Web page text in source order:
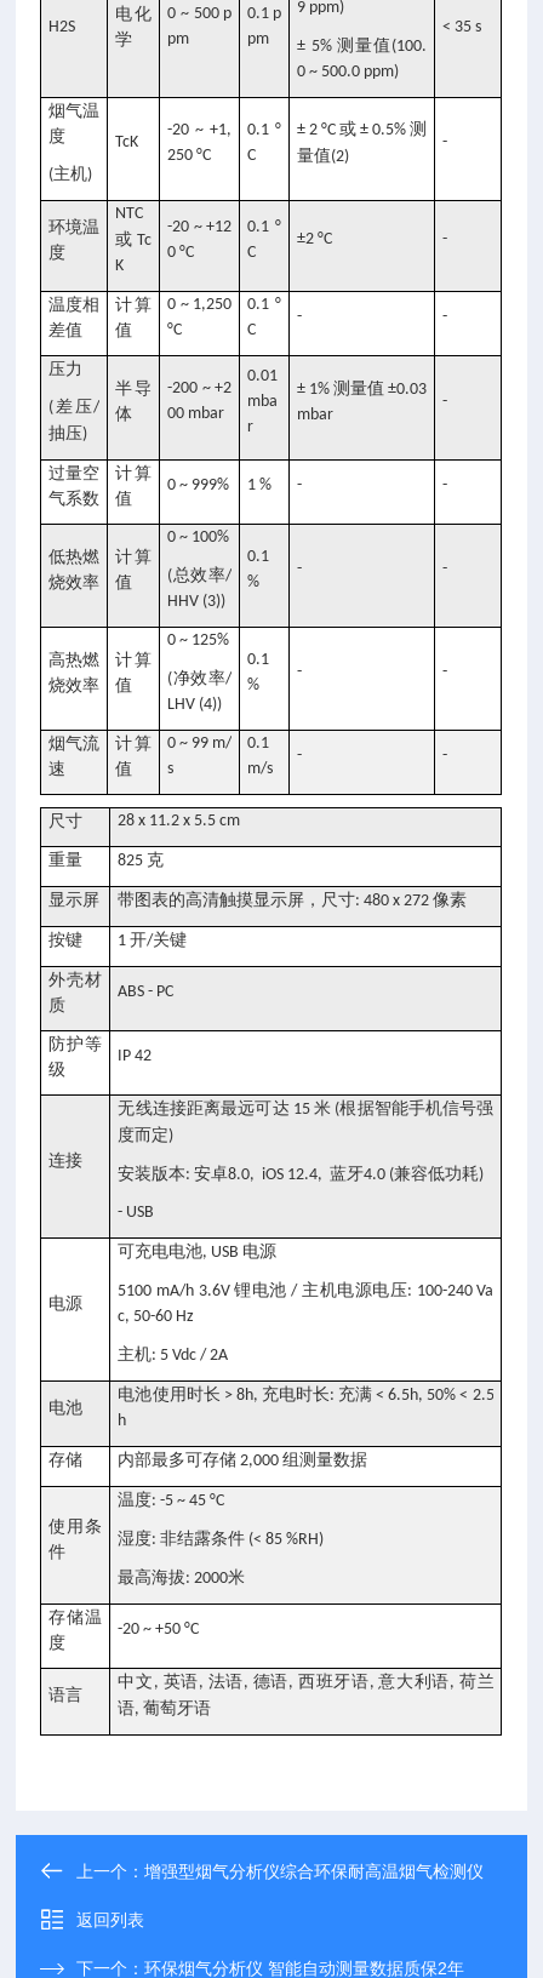
H2S
电化
学
0 ~ 500 p
pm
0.1 p
pm
9 ppm)
± 5% 测量值 (100.
0 ~ 500.0 ppm)
< 35 s
烟气温
度
(主机)
TcK
-20 ~ +1,
250 °C
0.1 °
C
± 2 °C或 ± 0.5%测
量值(2)
-
环境温
度
NTC
或 Tc
K
-20 ~ +12
0 °C
0.1 °
C
±2 °C -
温度相
差值
计算
值
0 ~ 1,250
°C
0.1 °
C
- -
压力
( 差压/
抽压)
半导
体
-200 ~ +2
00 mbar
0.01
mba
r
± 1%测量值 ±0.03
mbar
-
过量空
气系数
计算
值
0 ~ 999% 1 % - -
低热燃
烧效率
计算
值
0 ~ 100%
(总效率/
HHV (3))
0.1
%
- -
高热燃
烧效率
计算
值
0 ~ 125%
(净效率/
LHV (4))
0.1
%
- -
烟气流
速
计算
值
0 ~ 99 m/
s
0.1
m/s
- -
尺寸 28 x 11.2 x 5.5 cm
重量 825 克
显示屏 带图表的高清触摸显示屏，尺寸: 480 x 272像素
按键 1开/关键
外壳材
质
ABS - PC
防护等
级
IP 42
连接
无线连接距离最远可达 15米 (根据智能手机信号强
度而定)
安装版本:安卓8.0, iOS 12.4,蓝牙4.0 (兼容低功耗)
- USB
电源
可充电电池, USB 电源
5100 mA/h 3.6V锂电池 / 主机电源电压: 100-240 Va
c, 50-60 Hz
主机: 5 Vdc / 2A
电池
电池使用时长 > 8h, 充电时长: 充满 < 6.5h, 50% < 2.5
h
存储 内部最多可存储 2,000组测量数据
使用条
件
温度: -5 ~ 45 °C
湿度:非结露条件 (< 85 %RH)
最高海拔: 2000米
存储温
度
-20 ~ +50 °C
语言
中文 , 英语, 法语, 德语, 西班牙语,意大利语, 荷兰
语,葡萄牙语
上一个：增强型烟气分析仪综合环保耐高温烟气检测仪
返回列表
下一个：环保烟气分析仪 智能自动测量数据质保2年